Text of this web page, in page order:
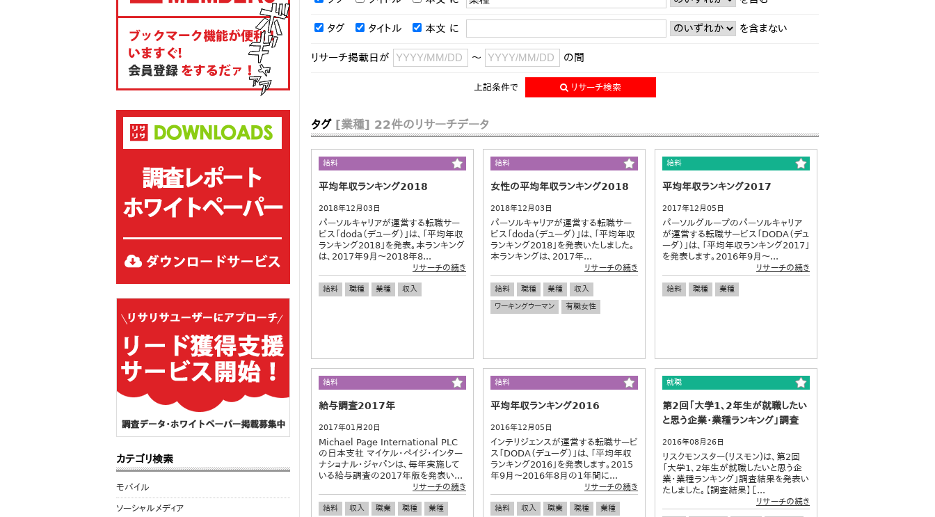
タグ タイトル 本文 に を含まない
リサーチ掲載日が ～ の間
上記条件で リサーチ検索
タグ [業種] 22件のリサーチデータ
給料
平均年収ランキング2018
2018年12月03日
パーソルキャリアが運営する転職サー
ビス「doda（デューダ）」は、「平均年収
ランキング2018」を発表。本ランキング
は、2017年9月～2018年8...
リサーチの続き
給料 職種 業種 収入
給料
女性の平均年収ランキング2018
2018年12月03日
パーソルキャリアが運営する転職サー
ビス「doda（デューダ）」は、「平均年収
ランキング2018」を発表いたしました。
本ランキングは、2017年...
リサーチの続き
給料 職種 業種
収入
ワーキングウーマン
有職女性
給料
平均年収ランキング2017
2017年12月05日
パーソルグループのパーソルキャリア
が運営する転職サービス「DODA（デュ
ーダ）」は、「平均年収ランキング2017」
を発表します。2016年9月～...
リサーチの続き
給料 職種 業種
給料
給与調査2017年
2017年01月20日
Michael Page International PLC
の日本支社 マイケル・ペイジ・インター
ナショナル・ジャパンは、毎年実施して
いる給与調査の2017年版を発表い...
リサーチの続き
給料 収入 職業 職種 業種
給料
平均年収ランキング2016
2016年12月05日
インテリジェンスが運営する転職サービ
ス「DODA（デューダ）」は、「平均年収
ランキング2016」を発表します。2015
年9月～2016年8月の1年間に...
リサーチの続き
給料 収入 職業 職種
業種
就職
第2回「大学1、2年生が就職したい
と思う企業・業種ランキング」調査
2016年08月26日
リスクモンスター(リスモン)は、第2回
「大学1、2年生が就職したいと思う企
業・業種ランキング」調査結果を発表い
たしました。【調査結果】［...
リサーチの続き
カテゴリ検索
モバイル
ソーシャルメディア